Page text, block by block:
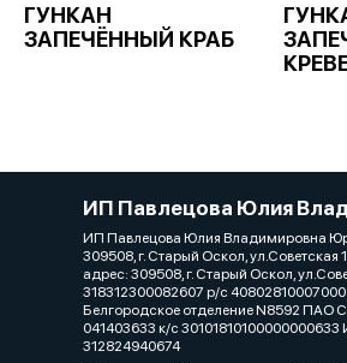
ГУНКАН
ЗАПЕЧЁННЫЙ КРАБ
ИП Павлецова Юлия
ИП Павлецова Юлия Владимировна
309508, г. Старый Оскол, ул.Советская
адрес: 309508, г. Старый Оскол,
318312300082607 р/с
Белгородское отделение N8592 ПАО
041403633 к/с
312824940674